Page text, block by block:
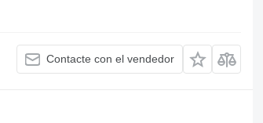
Contacte con el vendedor